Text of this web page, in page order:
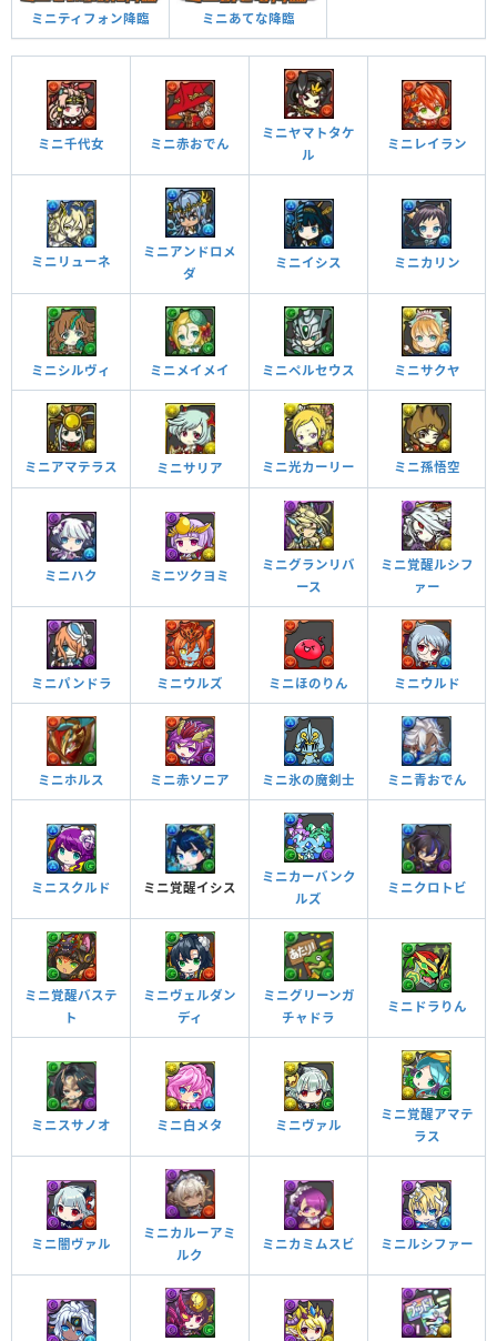
ミニティフォン降臨 ミニあてな降臨
ミニ千代女 ミニ赤おでん
ミニヤマトタケ
ル
ミニレイラン
ミニリューネ
ミニアンドロメ
ダ
ミニイシス ミニカリン
ミニシルヴィ ミニメイメイ ミニペルセウス ミニサクヤ
ミニアマテラス ミニサリア ミニ光カーリー ミニ孫悟空
ミニハク ミニツクヨミ
ミニグランリバ
ース
ミニ覚醒ルシフ
ァー
ミニパンドラ ミニウルズ ミニほのりん ミニウルド
ミニホルス ミニ赤ソニア ミニ氷の魔剣士 ミニ青おでん
ミニスクルド ミニ覚醒イシス
ミニカーバンク
ルズ
ミニクロトビ
ミニ覚醒バステ
ト
ミニヴェルダン
ディ
ミニグリーンガ
チャドラ
ミニドラりん
ミニスサノオ ミニ白メタ ミニヴァル
ミニ覚醒アマテ
ラス
ミニ闇ヴァル
ミニカルーアミ
ルク
ミニカミムスビ ミニルシファー